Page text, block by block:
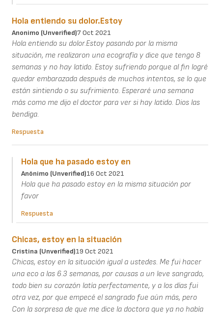
Hola entiendo su dolor.Estoy
Anonimo (unverified)7 Oct 2021
Hola entiendo su dolor.Estoy pasando por la misma
situación, me realizaron una ecografía y dice que tengo 8
semanas y no hay latido. Estoy sufriendo porque al fin logré
quedar embarazada después de muchos intentos, se lo que
están sintiendo o su sufrimiento. Esperaré una semana
más como me dijo el doctor para ver si hay latido. Dios las
bendiga.
Respuesta
Hola que ha pasado estoy en
Anónimo (unverified)16 Oct 2021
Hola que ha pasado estoy en la misma situación por
favor
Respuesta
Chicas, estoy en la situación
Cristina (unverified)19 Oct 2021
Chicas, estoy en la situación igual a ustedes. Me fui hacer
una eco a las 6.3 semanas, por causas a un leve sangrado,
todo bien su corazón latía perfectamente, y a los días fui
otra vez, por que empecé el sangrado fue aún más, pero
Con la sorpresa de que me dice la doctora que ya no había